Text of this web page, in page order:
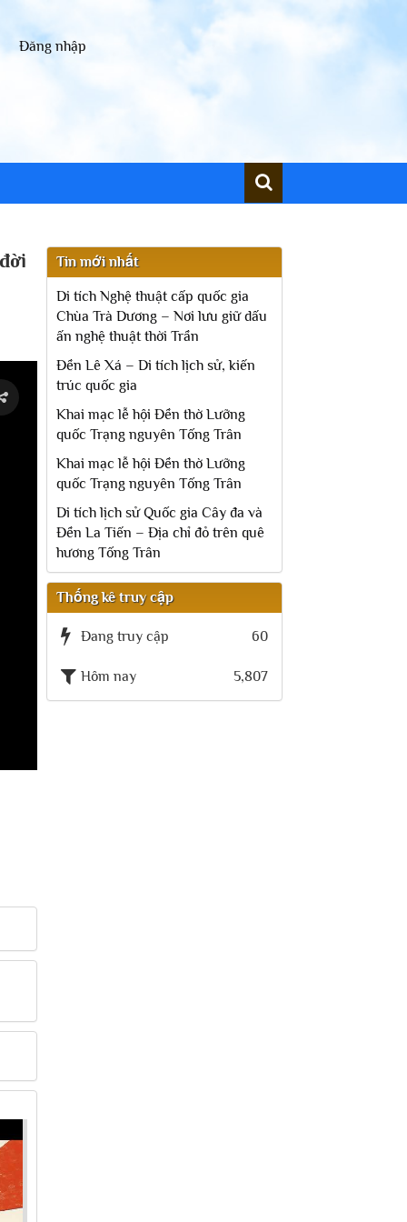
Đăng nhập
Tin mới nhất
Di tích Nghệ thuật cấp quốc gia
Chùa Trà Dương – Nơi lưu giữ dấu
ấn nghệ thuật thời Trần
Đền Lê Xá – Di tích lịch sử, kiến
trúc quốc gia
Khai mạc lễ hội Đền thờ Lưỡng
quốc Trạng nguyên Tống Trân
Khai mạc lễ hội Đền thờ Lưỡng
quốc Trạng nguyên Tống Trân
Di tích lịch sử Quốc gia Cây đa và
Đền La Tiến – Địa chỉ đỏ trên quê
hương Tống Trân
Thống kê truy cập
Đang truy cập 60
Hôm nay 5,807